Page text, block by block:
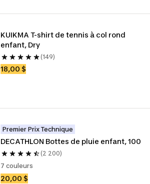
KUIKMA T-shirt de tennis à col rond
enfant, Dry
(149)
18,00 $
Premier Prix Technique
DECATHLON Bottes de pluie enfant, 100
(2 200)
7 couleurs
20,00 $